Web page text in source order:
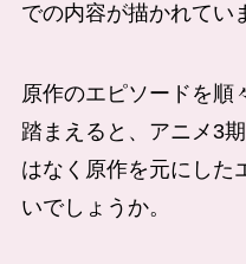
での内容が描かれてい
原作のエピソードを順
踏まえると、アニメ3
はなく原作を元にした
いでしょうか。